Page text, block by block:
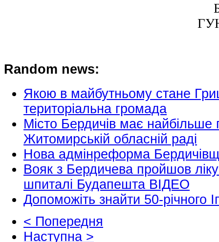
Random news:
Якою в майбутньому стане
територіальна громада
Місто Бердичів має найбільше
Житомирській обласній раді
Нова адмінреформа
Вояк з Бердичева пройшов
шпиталі Будапешта ВІДЕО
Допоможіть знайти 50-річного
< Попередня
Наступна >